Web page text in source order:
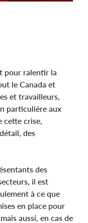
pour ralentir la
le Canada et
et travailleurs,
particulière aux
cette crise,
des
des
il est
à ce que
en place pour
aussi, en cas de